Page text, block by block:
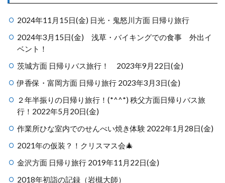
2024年11月15日(金) 日光・鬼怒川方面 日帰り旅行
2024年3月15日(金) 浅草・バイキングでの食事 外出イ
ベント！
茨城方面 日帰りバス旅行！ 2023年9月22日(金)
伊香保・富岡方面 日帰り旅行 2023年3月3日(金)
２年半振りの日帰り旅行！(*^^*) 秩父方面日帰りバス旅
行！2022年5月20日(金)
作業所ひな室内でのせんべい焼き体験 2022年1月28日(金)
2021年の仮装？！クリスマス会🎄
金沢方面 日帰り旅行 2019年11月22日(金)
2018年初詣の記録（岩槻大師）